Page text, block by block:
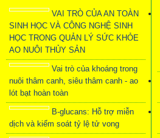
VAI TRÒ CỦA AN TOÀN
SINH HỌC VÀ CÔNG NGHỆ SINH
HỌC TRONG QUẢN LÝ SỨC KHỎE
AO NUÔI THỦY SẢN
Vai trò của khoáng trong
nuôi thâm canh, siêu thâm canh - ao
lót bạt hoàn toàn
B-glucans: Hỗ trợ miễn
dịch và kiểm soát tỷ lệ tử vong